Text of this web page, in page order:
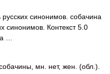
синонимов. собачина
синонимов. Контекст 5.0
…
мн. нет, жен. (обл.).